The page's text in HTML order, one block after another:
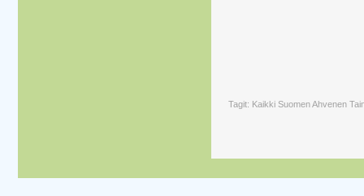
Tagit: Kaikki Suomen Ahvenen